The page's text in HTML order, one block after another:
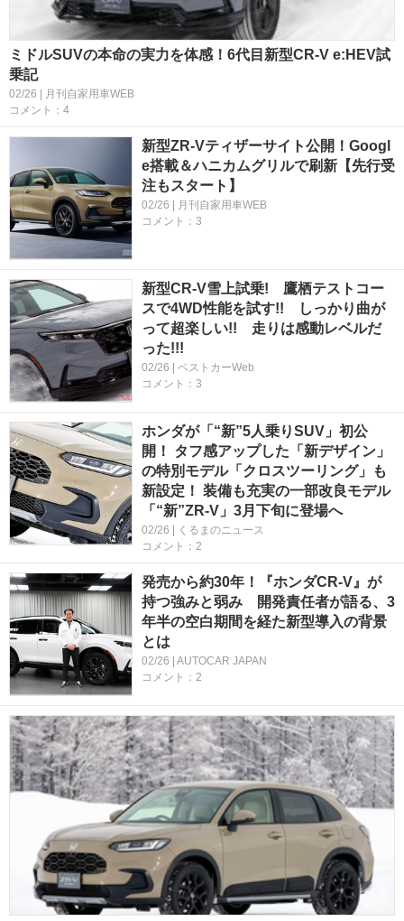
ミドルSUVの本命の実力を体感！6代目新型CR-V e:HEV試
乗記
02/26 | 月刊自家用車WEB
コメント：4
新型ZR-Vティザーサイト公開！Googl
e搭載＆ハニカムグリルで刷新【先行受
注もスタート】
02/26 | 月刊自家用車WEB
コメント：3
新型CR-V雪上試乗! 鷹栖テストコー
スで4WD性能を試す!! しっかり曲が
って超楽しい!! 走りは感動レベルだ
った!!!
02/26 | ベストカーWeb
コメント：3
ホンダが「“新”5人乗りSUV」初公
開！ タフ感アップした「新デザイン」
の特別モデル「クロスツーリング」も
新設定！ 装備も充実の一部改良モデル
「“新”ZR-V」3月下旬に登場へ
02/26 | くるまのニュース
コメント：2
発売から約30年！『ホンダCR-V』が
持つ強みと弱み 開発責任者が語る、3
年半の空白期間を経た新型導入の背景
とは
02/26 | AUTOCAR JAPAN
コメント：2